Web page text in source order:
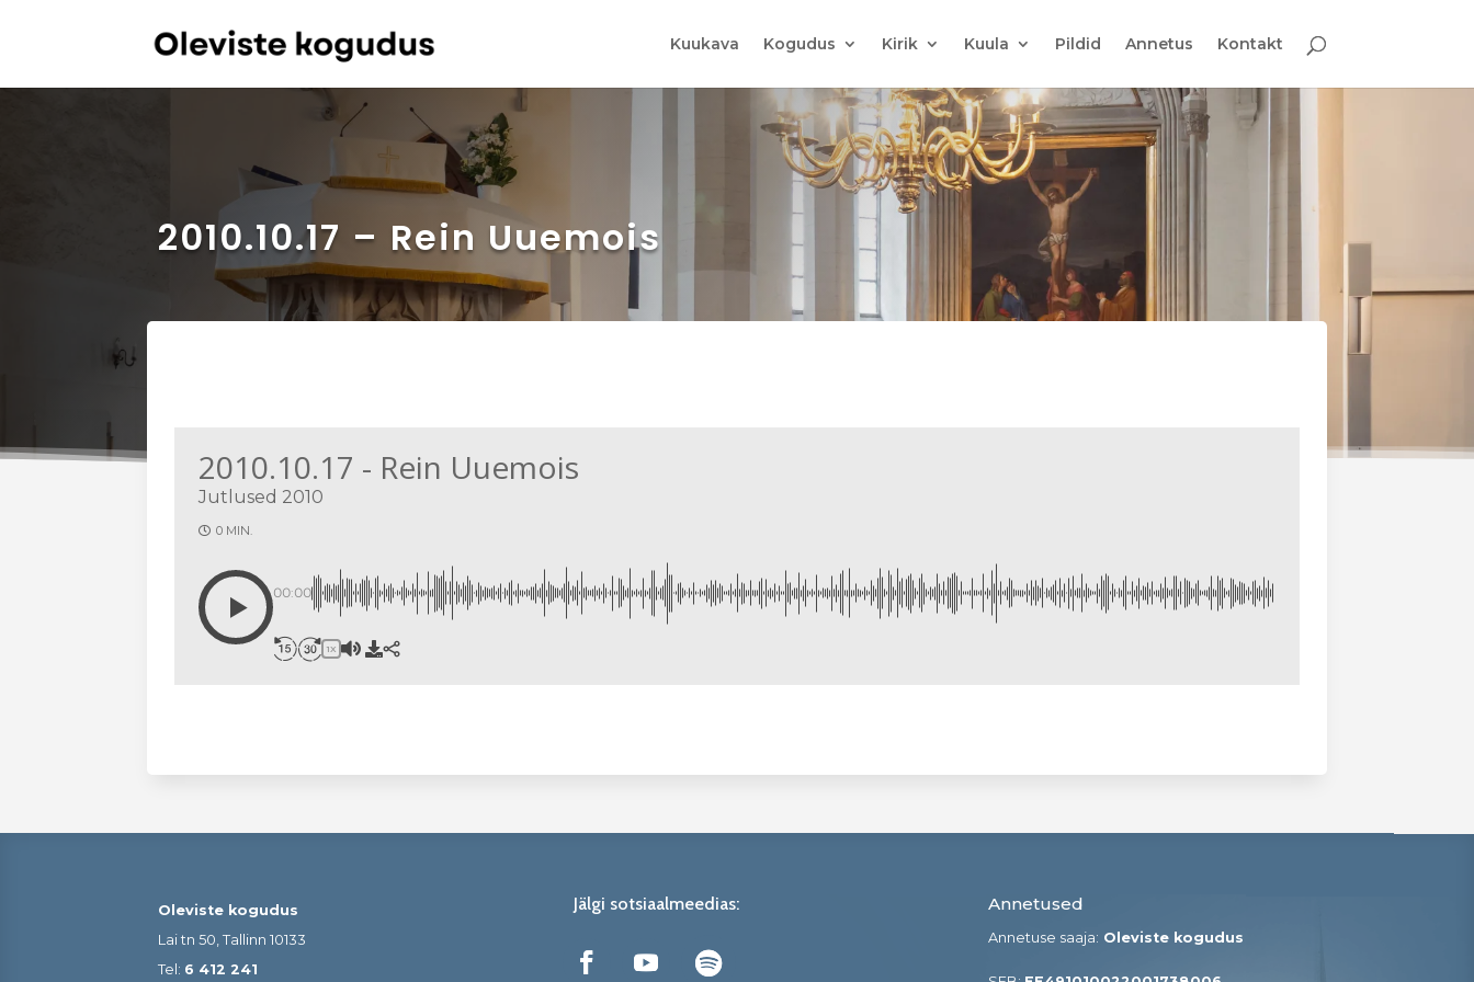
Kuukava Kogudus Kirik Kuula Pildid Annetus Kontakt
2010.10.17 – Rein Uuemois
2010.10.17 - Rein Uuemois
Jutlused 2010
0 MIN.
00:00
1X
Oleviste kogudus
Lai tn 50, Tallinn 10133
Tel: 6 412 241
Jälgi sotsiaalmeedias: Annetused
Annetuse saaja: Oleviste kogudus